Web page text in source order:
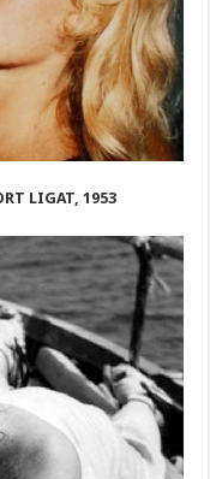
LIGAT, 1953